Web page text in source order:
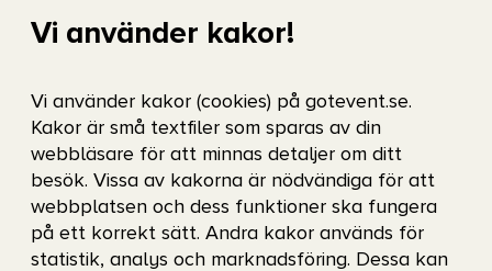
Vi använder kakor!
Vi använder kakor (cookies) på gotevent.se.
Kakor är små textfiler som sparas av din
webbläsare för att minnas detaljer om ditt
besök. Vissa av kakorna är nödvändiga för att
webbplatsen och dess funktioner ska fungera
på ett korrekt sätt. Andra kakor används för
statistik, analys och marknadsföring. Dessa kan
Got Event
Got Event är Göteborgs Stads evenemangs- och